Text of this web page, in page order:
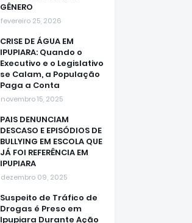
fevereiro 25, 2026
CRISE DE ÁGUA EM
IPUPIARA: Quando o
Executivo e o Legislativo
se Calam, a População
Paga a Conta
novembro 15, 2025
PAIS DENUNCIAM
DESCASO E EPISÓDIOS DE
BULLYING EM ESCOLA QUE
JÁ FOI REFERÊNCIA EM
IPUPIARA
dezembro 09, 2025
Suspeito de Tráfico de
Drogas é Preso em
Ipupiara Durante Ação
da CAESA